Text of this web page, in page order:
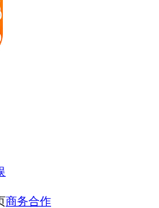
商务合作